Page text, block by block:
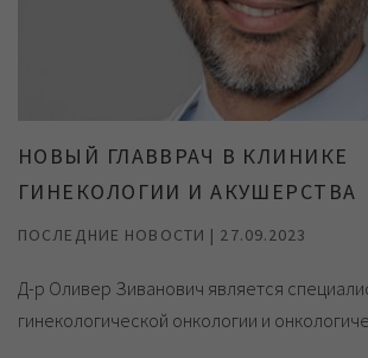
НОВЫЙ ГЛАВВРАЧ В КЛИНИКЕ
ГИНЕКОЛОГИИ И АКУШЕРСТВА
ПОСЛЕДНИЕ НОВОСТИ | 27.09.2023
Д-р Оливер Зиванович является
гинекологической онкологии и